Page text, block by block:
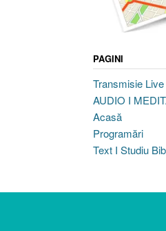
PAGINI
Transmisie Live
AUDIO I
Acasă
Programări
Text I Studiu